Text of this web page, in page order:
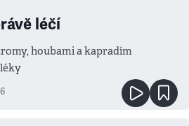
léčí
houbami a kapradím